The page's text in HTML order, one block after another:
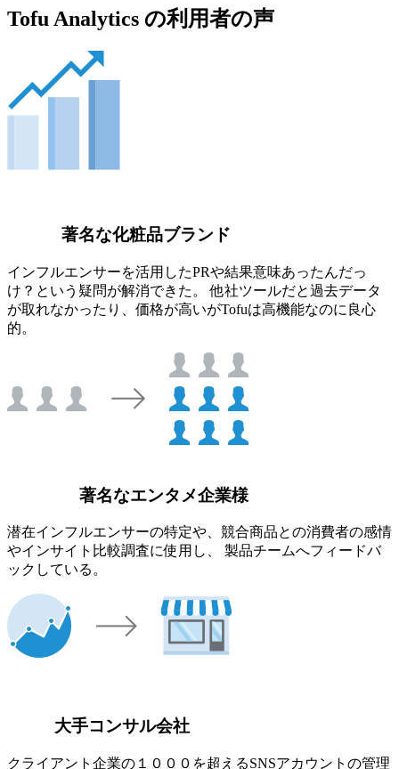
Tofu Analytics の利用者の声
著名な化粧品ブランド
インフルエンサーを活用したPRや結果意味あったんだっ
け？という疑問が解消できた。 他社ツールだと過去データ
が取れなかったり、価格が高いがTofuは高機能なのに良心
的。
著名なエンタメ企業様
潜在インフルエンサーの特定や、競合商品との消費者の感情
やインサイト比較調査に使用し、 製品チームへフィードバ
ックしている。
大手コンサル会社
クライアント企業の１０００を超えるSNSアカウントの管理